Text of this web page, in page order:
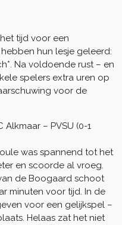
tijd voor een
hun lesje geleerd:
Na voldoende rust – en
spelers extra uren op
voor de
Alkmaar – PVSU (0-1
was spannend tot het
en scoorde al vroeg.
de Boogaard schoot
minuten voor tijd. In de
voor een gelijkspel –
Helaas zat het niet